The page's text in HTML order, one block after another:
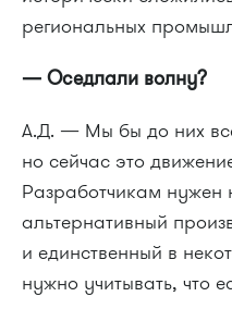
региональных
— Оседлали волну?
А.Д. — Мы бы до них
но сейчас это
Разработчикам нужен
альтернативный
и единственный в
нужно учитывать, что